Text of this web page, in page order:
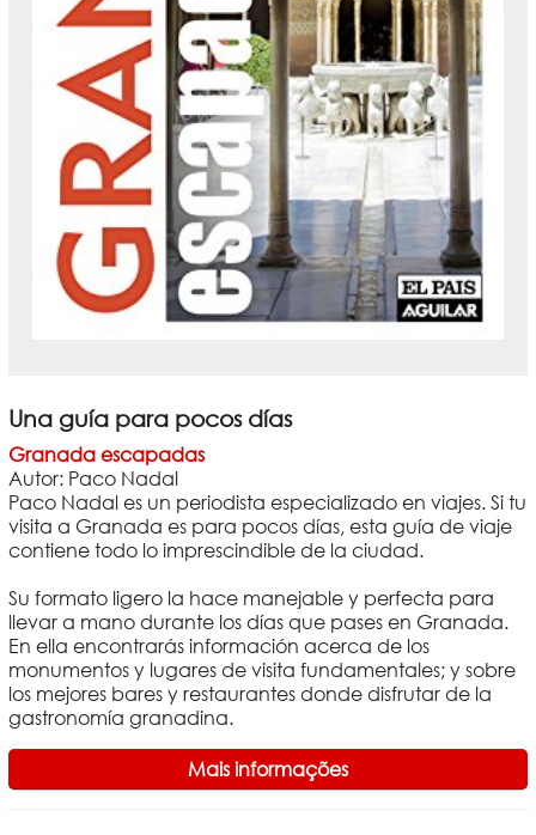
Una guía para pocos días
Granada escapadas
Autor: Paco Nadal
Paco Nadal es un periodista especializado en viajes. Si tu
visita a Granada es para pocos días, esta guía de viaje
contiene todo lo imprescindible de la ciudad.
Su formato ligero la hace manejable y perfecta para
llevar a mano durante los días que pases en Granada.
En ella encontrarás información acerca de los
monumentos y lugares de visita fundamentales; y sobre
los mejores bares y restaurantes donde disfrutar de la
gastronomía granadina.
Mais informações